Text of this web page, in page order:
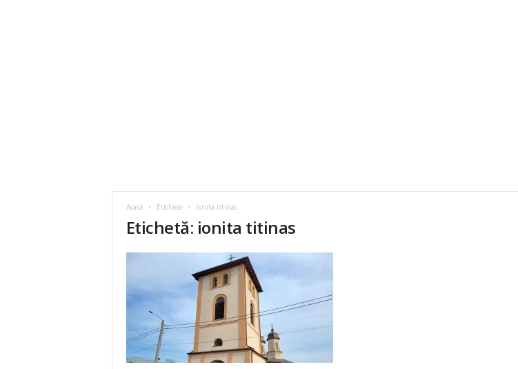
Acasă Etichete Ionita titinas
Etichetă: ionita titinas